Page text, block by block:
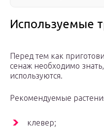
Используемые
Перед тем как
сенаж необходимо
используются.
Рекомендуемые
клевер;